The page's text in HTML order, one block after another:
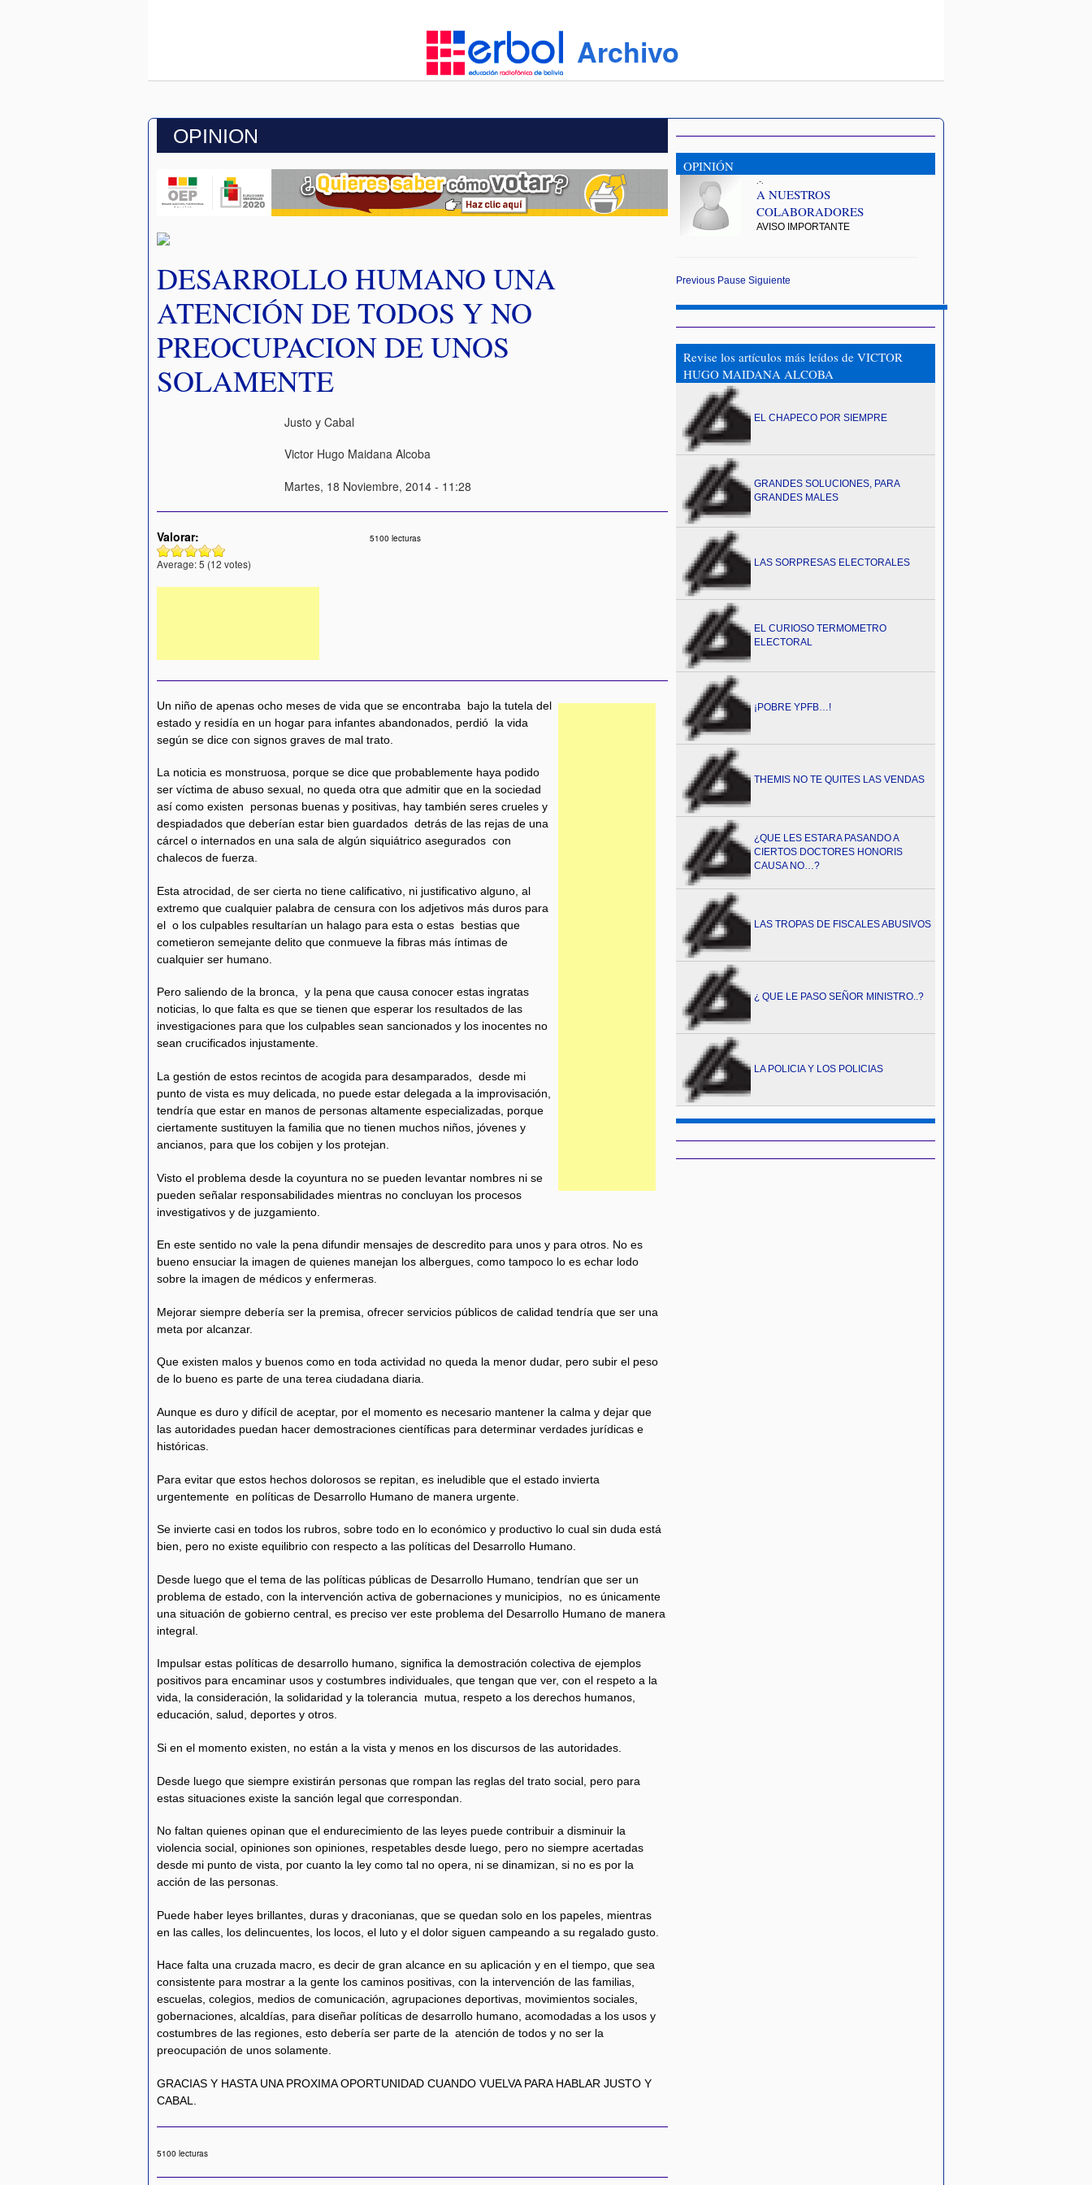
Archivo
OPINION
DESARROLLO HUMANO UNA
ATENCIÓN DE TODOS Y NO
PREOCUPACION DE UNOS
SOLAMENTE
Justo y Cabal
Victor Hugo Maidana Alcoba
Martes, 18 Noviembre, 2014 - 11:28
Valorar:
Average:5 (12 votes)
5100 lecturas
Un niño de apenas ocho meses de vida que se encontraba bajo la tutela del
estado y residía en un hogar para infantes abandonados, perdió la vida
según se dice con signos graves de mal trato.
La noticia es monstruosa, porque se dice que probablemente haya podido
ser víctima de abuso sexual, no queda otra que admitir que en la sociedad
así como existen personas buenas y positivas, hay también seres crueles y
despiadados que deberían estar bien guardados detrás de las rejas de una
cárcel o internados en una sala de algún siquiátrico asegurados con
chalecos de fuerza.
Esta atrocidad, de ser cierta no tiene calificativo, ni justificativo alguno, al
extremo que cualquier palabra de censura con los adjetivos más duros para
el o los culpables resultarían un halago para esta o estas bestias que
cometieron semejante delito que conmueve la fibras más íntimas de
cualquier ser humano.
Pero saliendo de la bronca, y la pena que causa conocer estas ingratas
noticias, lo que falta es que se tienen que esperar los resultados de las
investigaciones para que los culpables sean sancionados y los inocentes no
sean crucificados injustamente.
La gestión de estos recintos de acogida para desamparados, desde mi
punto de vista es muy delicada, no puede estar delegada a la improvisación,
tendría que estar en manos de personas altamente especializadas, porque
ciertamente sustituyen la familia que no tienen muchos niños, jóvenes y
ancianos, para que los cobijen y los protejan.
Visto el problema desde la coyuntura no se pueden levantar nombres ni se
pueden señalar responsabilidades mientras no concluyan los procesos
investigativos y de juzgamiento.
En este sentido no vale la pena difundir mensajes de descredito para unos y para otros. No es
bueno ensuciar la imagen de quienes manejan los albergues, como tampoco lo es echar lodo
sobre la imagen de médicos y enfermeras.
Mejorar siempre debería ser la premisa, ofrecer servicios públicos de calidad tendría que ser una
meta por alcanzar.
Que existen malos y buenos como en toda actividad no queda la menor dudar, pero subir el peso
de lo bueno es parte de una terea ciudadana diaria.
Aunque es duro y difícil de aceptar, por el momento es necesario mantener la calma y dejar que
las autoridades puedan hacer demostraciones científicas para determinar verdades jurídicas e
históricas.
Para evitar que estos hechos dolorosos se repitan, es ineludible que el estado invierta
urgentemente en políticas de Desarrollo Humano de manera urgente.
Se invierte casi en todos los rubros, sobre todo en lo económico y productivo lo cual sin duda está
bien, pero no existe equilibrio con respecto a las políticas del Desarrollo Humano.
Desde luego que el tema de las políticas públicas de Desarrollo Humano, tendrían que ser un
problema de estado, con la intervención activa de gobernaciones y municipios, no es únicamente
una situación de gobierno central, es preciso ver este problema del Desarrollo Humano de manera
integral.
Impulsar estas políticas de desarrollo humano, significa la demostración colectiva de ejemplos
positivos para encaminar usos y costumbres individuales, que tengan que ver, con el respeto a la
vida, la consideración, la solidaridad y la tolerancia mutua, respeto a los derechos humanos,
educación, salud, deportes y otros.
Si en el momento existen, no están a la vista y menos en los discursos de las autoridades.
Desde luego que siempre existirán personas que rompan las reglas del trato social, pero para
estas situaciones existe la sanción legal que correspondan.
No faltan quienes opinan que el endurecimiento de las leyes puede contribuir a disminuir la
violencia social, opiniones son opiniones, respetables desde luego, pero no siempre acertadas
desde mi punto de vista, por cuanto la ley como tal no opera, ni se dinamizan, si no es por la
acción de las personas.
Puede haber leyes brillantes, duras y draconianas, que se quedan solo en los papeles, mientras
en las calles, los delincuentes, los locos, el luto y el dolor siguen campeando a su regalado gusto.
Hace falta una cruzada macro, es decir de gran alcance en su aplicación y en el tiempo, que sea
consistente para mostrar a la gente los caminos positivas, con la intervención de las familias,
escuelas, colegios, medios de comunicación, agrupaciones deportivas, movimientos sociales,
gobernaciones, alcaldías, para diseñar políticas de desarrollo humano, acomodadas a los usos y
costumbres de las regiones, esto debería ser parte de la atención de todos y no ser la
preocupación de unos solamente.
GRACIAS Y HASTA UNA PROXIMA OPORTUNIDAD CUANDO VUELVA PARA HABLAR JUSTO Y
CABAL.
5100 lecturas
OPINIÓN
.-.
A NUESTROS
COLABORADORES
AVISO IMPORTANTE
Previous Pause Siguiente
Revise los artículos más leídos de VICTOR
HUGO MAIDANA ALCOBA
EL CHAPECO POR SIEMPRE
GRANDES SOLUCIONES, PARA
GRANDES MALES
LAS SORPRESAS ELECTORALES
EL CURIOSO TERMOMETRO
ELECTORAL
¡POBRE YPFB…!
THEMIS NO TE QUITES LAS VENDAS
¿QUE LES ESTARA PASANDO A
CIERTOS DOCTORES HONORIS
CAUSA NO…?
LAS TROPAS DE FISCALES ABUSIVOS
¿ QUE LE PASO SEÑOR MINISTRO..?
LA POLICIA Y LOS POLICIAS